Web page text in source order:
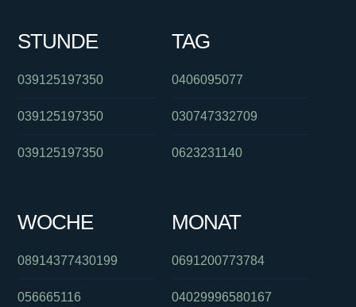
STUNDE
039125197350
039125197350
039125197350
TAG
0406095077
030747332709
0623231140
WOCHE
08914377430199
056665116
MONAT
0691200773784
04029996580167